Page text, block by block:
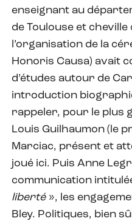
enseignant au
de Toulouse et
l’organisation de la
Honoris Causa) avait
d’études autour de
introduction
rappeler, pour le plus
Louis Guilhaumon (le
Marciac, présent et
joué ici. Puis Anne
communication
liberté », les
Bley. Politiques, bien